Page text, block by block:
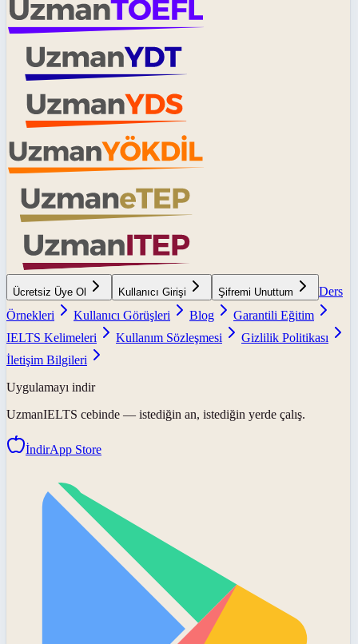
Ücretsiz Üye Ol Kullanıcı Girişi Şifremi Unuttum
Ders
Örnekleri
Kullanıcı Görüşleri Blog
Garantili Eğitim
IELTS Kelimeleri
Kullanım Sözleşmesi
Gizlilik Politikası
İletişim Bilgileri
Uygulamayı indir
UzmanIELTS cebinde — istediğin an, istediğin yerde çalış.
İndirApp Store